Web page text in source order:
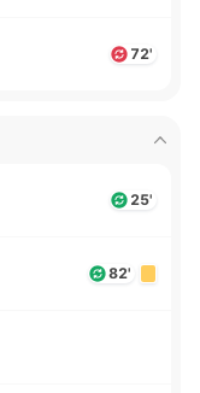
72'
25'
82'